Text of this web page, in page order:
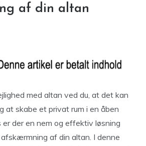
af din altan
med altan ved du, at det kan
at skabe et privat rum i en åben
er der en nem og effektiv løsning
af din altan. I denne